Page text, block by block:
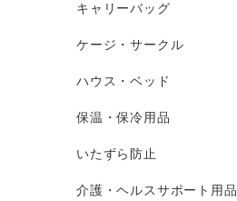
キャリーバッグ
ケージ・サークル
ハウス・ベッド
保温・保冷用品
いたずら防止
介護・ヘルスサポート用品